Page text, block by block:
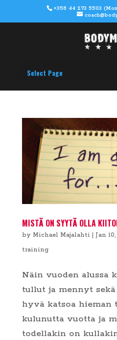
+358 44 273 5503
Select Page
MISTÄ ON SYYTÄ OLLA
by Michael Majalahti Jan
training
Näin vuoden alussa
tullut ja mennyt
hyvä katsoa hieman
kulunutta vuotta ja
todellakin on